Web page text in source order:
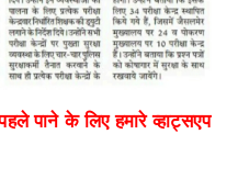
पाने के लिए हमारे व्हाट्सएप